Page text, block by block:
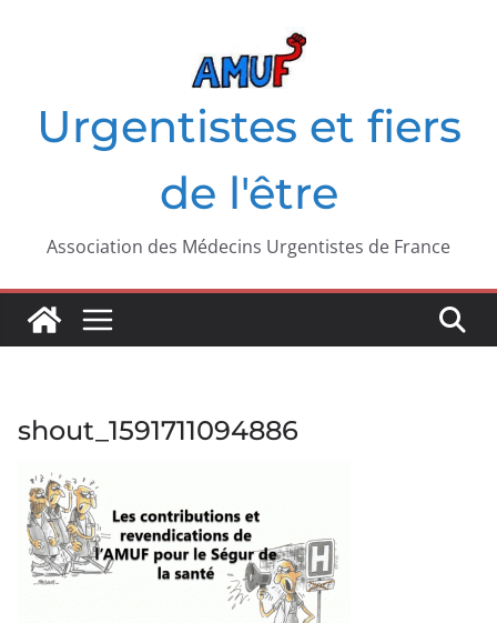
Urgentistes et fiers
de l'être
Association des Médecins Urgentistes de France
shout_1591711094886